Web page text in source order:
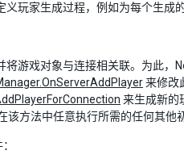
玩家生成过程，例如为每个生成
游戏对象与连接相关联。为此，
来修改
来生成新的
方法中任意执行所需的任何其他